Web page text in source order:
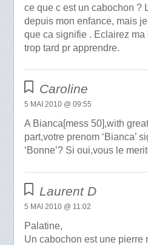
ce que c est un cabochon ?
depuis mon enfance, mais
que ca signifie . Eclairez ma
trop tard pr apprendre.
Caroline
5 MAI 2010 @ 09:55
A Bianca[mess 50],with
part,votre prenom ‘Bianca’
‘Bonne’? Si oui,vous le
Laurent D
5 MAI 2010 @ 11:02
Palatine,
Un cabochon est une pierre